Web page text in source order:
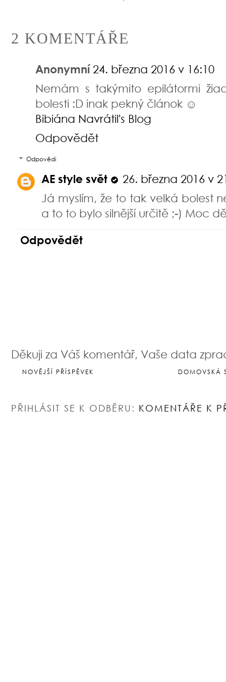
2 KOMENTÁŘE
Anonymní 24. března 2016 v 16:10
Nemám s takýmito epilátormi
bolesti :D inak pekný článok ☺
Bibiána Navrátil's Blog
Odpovědět
Odpovědi
AE style svět
26. března 2016 v
Já myslím, že to tak velká bolest
a to to bylo silnější určitě ;-) Moc
Odpovědět
Děkuji za Váš komentář, Vaše data
NOVĚJŠÍ PŘÍSPĚVEK DOMOVSKÁ
PŘIHLÁSIT SE K ODBĚRU: KOMENTÁŘE K